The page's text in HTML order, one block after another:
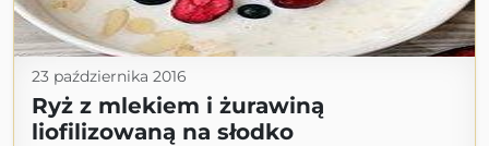
23 października 2016
Ryż z mlekiem i żurawiną
liofilizowaną na słodko